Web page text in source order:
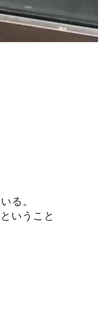
る。
いうこと